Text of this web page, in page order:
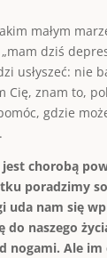
małym
dziś
usłyszeć: nie
Cię, znam to,
gdzie
jest chorobą
poradzimy
uda nam się
do naszego
nogami. Ale im